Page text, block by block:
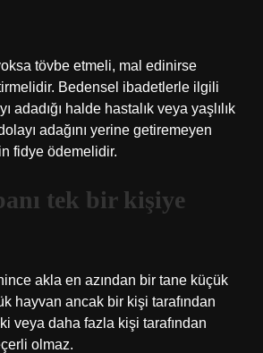
tövbe etmeli, mal edinirse
Bedensel ibadetlerle ilgili
adadığı halde hastalık veya yaşlılık
adağını yerine getiremeyen
fidye ödemelidir.
tek bir kişiye
akla en azından bir tane küçük
hayvan ancak bir kişi tarafından
veya daha fazla kişi tarafından
olmaz.